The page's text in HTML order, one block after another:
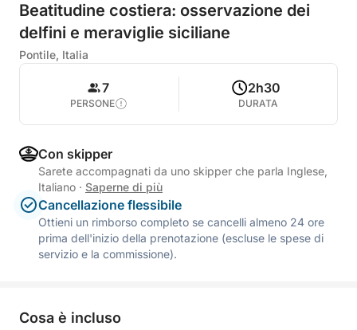
Beatitudine costiera: osservazione dei
delfini e meraviglie siciliane
Pontile, Italia
7
PERSONE
2h30
DURATA
Con skipper
Sarete accompagnati da uno skipper che parla Inglese,
Italiano · Saperne di più
Cancellazione flessibile
Ottieni un rimborso completo se cancelli almeno 24 ore
prima dell'inizio della prenotazione (escluse le spese di
servizio e la commissione).
Cosa è incluso